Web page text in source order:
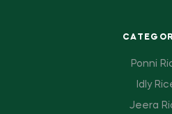
Ponni
Idly
Jeera